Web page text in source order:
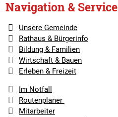
Navigation & Service
Unsere Gemeinde
Rathaus & Bürgerinfo
Bildung & Familien
Wirtschaft & Bauen
Erleben & Freizeit
Im Notfall
Routenplaner
Mitarbeiter